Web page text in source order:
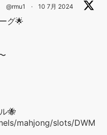
@rmu1 · 10 7月 2024
グ🌟
🐝
mahjong/slots/DWM